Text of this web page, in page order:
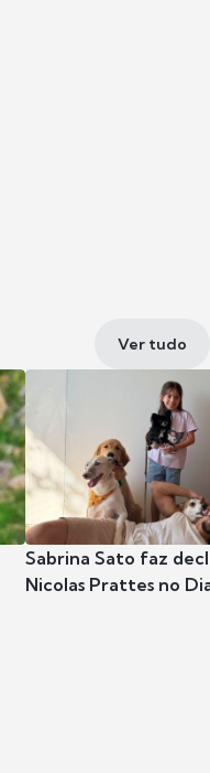
Ver tudo
Sabrina Sato faz
Nicolas Prattes no